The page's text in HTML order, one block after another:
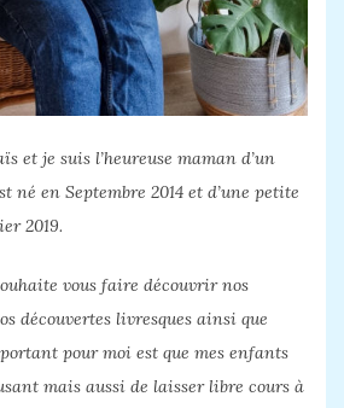
et je suis l’heureuse maman d’un
né en Septembre 2014 et d’une petite
2019.
vous faire découvrir nos
découvertes livresques ainsi que
pour moi est que mes enfants
mais aussi de laisser libre cours à